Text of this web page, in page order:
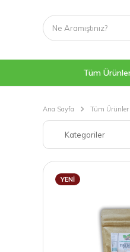
Tüm
Ana Sayfa Tüm Ürünler
Kategoriler
YENI